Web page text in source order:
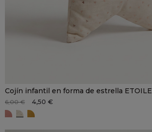
Cojín infantil en forma de estrella ETOILE
6,00 € 4,50 €
ETOILE Terracota
ETOILE beige